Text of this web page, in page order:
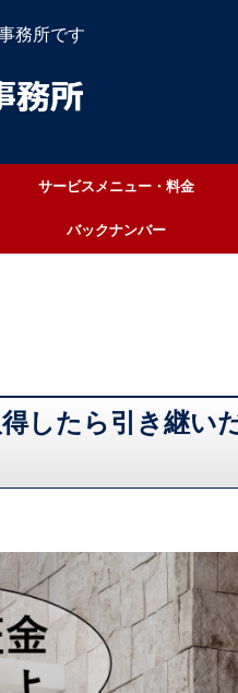
務所です
サービスメニュー・料金
バックナンバー
したら引き継い